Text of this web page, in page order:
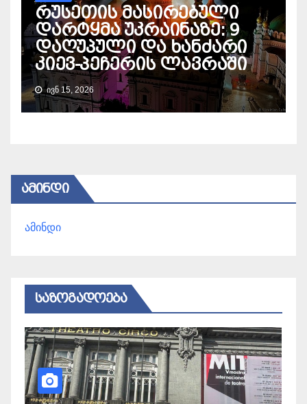
რუსეთის მასირებული
დარტყმა უკრაინაზე: 9
დაღუპული და ხანძარი
კიევ-პეჩერის ლავრაში
ᲘᲕᲜ 15, 2026
ᲐᲛᲘᲜᲓᲘ
ამინდი
ᲡᲐᲖᲝᲒᲐᲓᲝᲔᲑᲐ